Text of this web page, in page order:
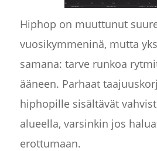
Hiphop on muuttunut
vuosikymmeninä, mutta
samana: tarve runkoa
ääneen. Parhaat
hiphopille sisältävät
alueella, varsinkin jos
erottumaan.